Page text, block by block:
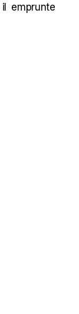
emprunte